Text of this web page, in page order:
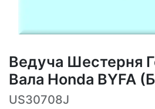
Ведуча Шестерня
Вала Honda BYFA
US30708J